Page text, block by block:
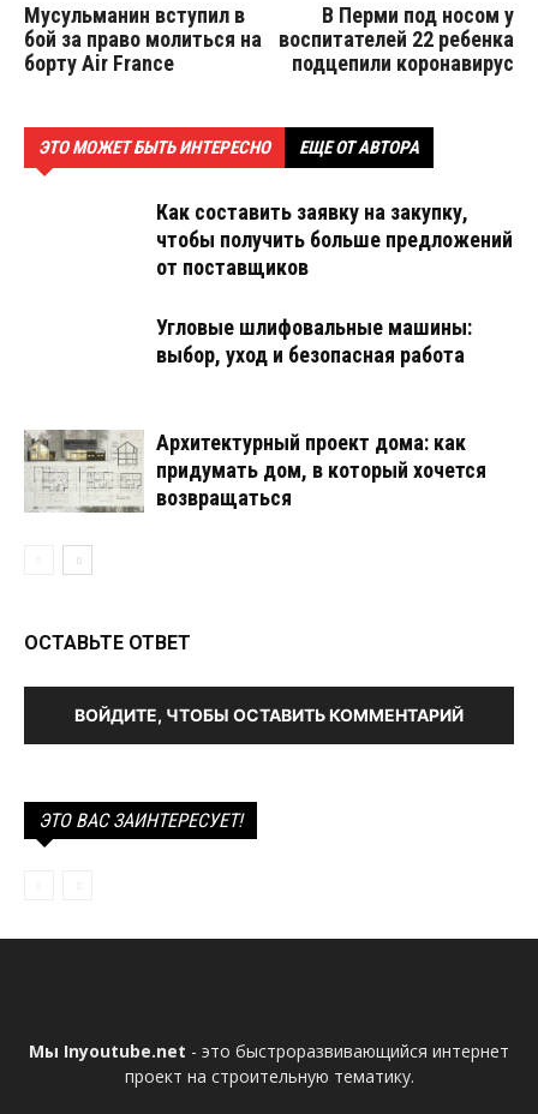
Мусульманин вступил в
бой за право молиться на
борту Air France
В Перми под носом у
воспитателей 22 ребенка
подцепили коронавирус
ЭТО МОЖЕТ БЫТЬ ИНТЕРЕСНО ЕЩЕ ОТ АВТОРА
Как составить заявку на закупку,
чтобы получить больше предложений
от поставщиков
Угловые шлифовальные машины:
выбор, уход и безопасная работа
Архитектурный проект дома: как
придумать дом, в который хочется
возвращаться
ОСТАВЬТЕ ОТВЕТ
ВОЙДИТЕ, ЧТОБЫ ОСТАВИТЬ КОММЕНТАРИЙ
ЭТО ВАС ЗАИНТЕРЕСУЕТ!
Мы Inyoutube.net - это быстроразвивающийся интернет
проект на строительную тематику.